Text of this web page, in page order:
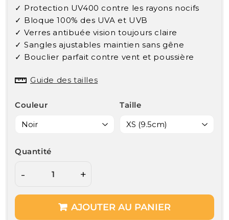
Unit
price
✓ Protection UV400 contre les rayons nocifs
✓ Bloque 100% des UVA et UVB
✓ Verres antibuée vision toujours claire
✓ Sangles ajustables maintien sans gêne
✓ Bouclier parfait contre vent et poussière
Guide des tailles
Couleur Taille
Quantité
- +
AJOUTER AU PANIER